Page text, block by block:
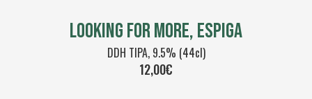
LOOKING FOR MORE, ESPIGA
DDH TIPA, 9.5% (44cl)
12,00€